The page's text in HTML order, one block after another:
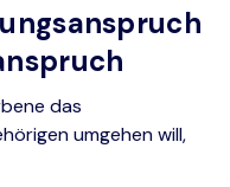
das
umgehen will,